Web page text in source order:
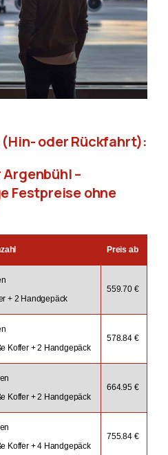
oder Rückfahrt):
–
Festpreise ohne
Preis ab
+ 2 Handgepäck
559.70 €
Koffer + 2 Handgepäck
578.84 €
Koffer + 2 Handgepäck
664.95 €
Koffer + 4 Handgepäck
755.84 €